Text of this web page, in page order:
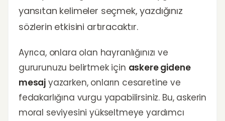
yansıtan kelimeler seçmek, yazdığınız
sözlerin etkisini artıracaktır.
Ayrıca, onlara olan hayranlığınızı ve
gururunuzu belirtmek için askere gidene
mesaj yazarken, onların cesaretine ve
fedakarlığına vurgu yapabilirsiniz. Bu, askerin
moral seviyesini yükseltmeye yardımcı